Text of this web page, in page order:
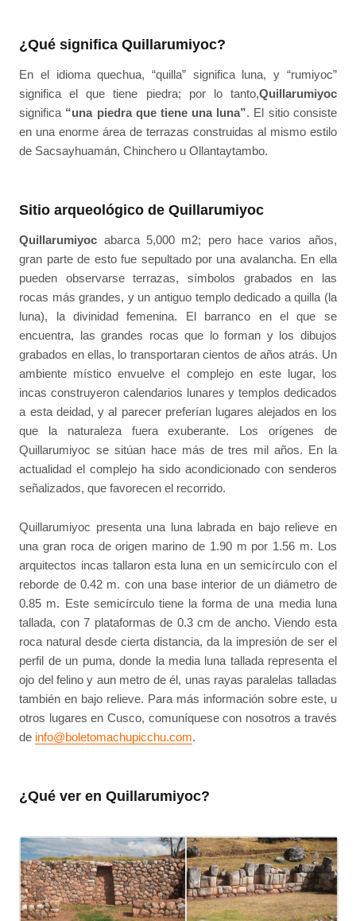
¿Qué significa Quillarumiyoc?
En el idioma quechua, “quilla” significa luna, y “rumiyoc”
significa el que tiene piedra; por lo tanto,Quillarumiyoc
significa “una piedra que tiene una luna”. El sitio consiste
en una enorme área de terrazas construidas al mismo estilo
de Sacsayhuamán, Chinchero u Ollantaytambo.
Sitio arqueológico de Quillarumiyoc
Quillarumiyoc abarca 5,000 m2; pero hace varios años,
gran parte de esto fue sepultado por una avalancha. En ella
pueden observarse terrazas, símbolos grabados en las
rocas más grandes, y un antiguo templo dedicado a quilla (la
luna), la divinidad femenina. El barranco en el que se
encuentra, las grandes rocas que lo forman y los dibujos
grabados en ellas, lo transportaran cientos de años atrás. Un
ambiente místico envuelve el complejo en este lugar, los
incas construyeron calendarios lunares y templos dedicados
a esta deidad, y al parecer preferían lugares alejados en los
que la naturaleza fuera exuberante. Los orígenes de
Quillarumiyoc se sitúan hace más de tres mil años. En la
actualidad el complejo ha sido acondicionado con senderos
señalizados, que favorecen el recorrido.
Quillarumiyoc presenta una luna labrada en bajo relieve en
una gran roca de origen marino de 1.90 m por 1.56 m. Los
arquitectos incas tallaron esta luna en un semicírculo con el
reborde de 0.42 m. con una base interior de un diámetro de
0.85 m. Este semicírculo tiene la forma de una media luna
tallada, con 7 plataformas de 0.3 cm de ancho. Viendo esta
roca natural desde cierta distancia, da la impresión de ser el
perfil de un puma, donde la media luna tallada representa el
ojo del felino y aun metro de él, unas rayas paralelas talladas
también en bajo relieve. Para más información sobre este, u
otros lugares en Cusco, comuníquese con nosotros a través
de info@boletomachupicchu.com.
¿Qué ver en Quillarumiyoc?